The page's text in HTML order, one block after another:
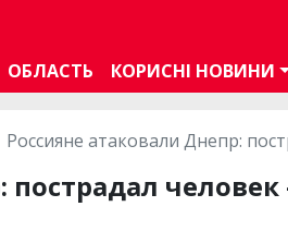
ОБЛАСТЬ КОРИСНІ НОВИНИ
Россияне атаковали Днепр:
пострадал